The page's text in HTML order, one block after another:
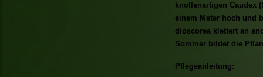
knollenartigen Caudex
einem Meter hoch und
dioscorea klettert an
Sommer bildet die
Pflegeanleitung: